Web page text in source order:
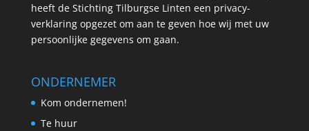
heeft de Stichting Tilburgse Linten een privacy-
verklaring opgezet om aan te geven hoe wij met uw
persoonlijke gegevens om gaan.
ONDERNEMER
Kom ondernemen!
Te huur